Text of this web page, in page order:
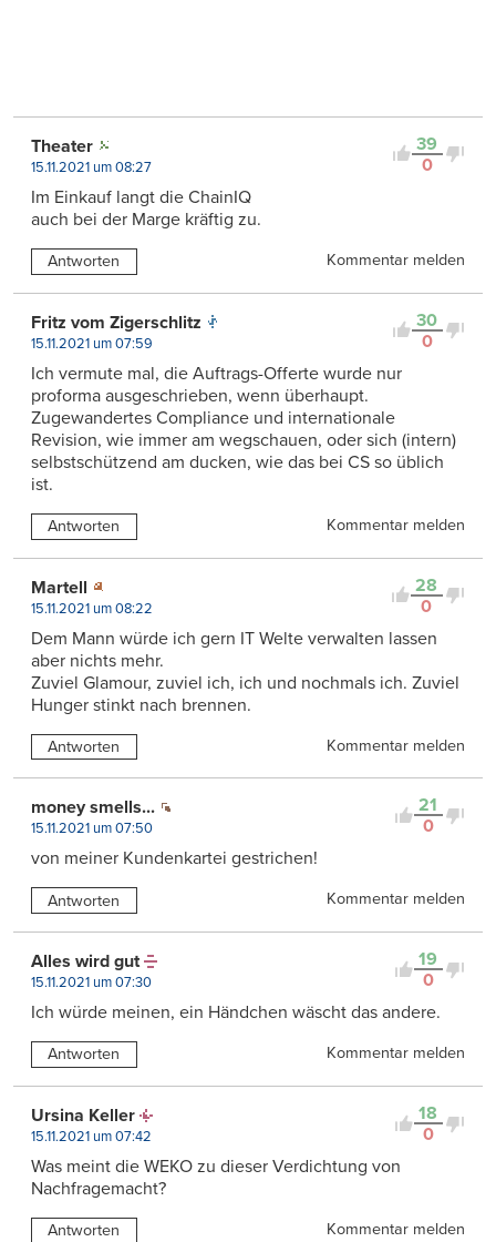
39
0
Theater
15.11.2021 um 08:27
Im Einkauf langt die ChainIQ
auch bei der Marge kräftig zu.
Antworten Kommentar melden
30
0
Fritz vom Zigerschlitz
15.11.2021 um 07:59
Ich vermute mal, die Auftrags-Offerte wurde nur
proforma ausgeschrieben, wenn überhaupt.
Zugewandertes Compliance und internationale
Revision, wie immer am wegschauen, oder sich (intern)
selbstschützend am ducken, wie das bei CS so üblich
ist.
Antworten Kommentar melden
28
0
Martell
15.11.2021 um 08:22
Dem Mann würde ich gern IT Welte verwalten lassen
aber nichts mehr.
Zuviel Glamour, zuviel ich, ich und nochmals ich. Zuviel
Hunger stinkt nach brennen.
Antworten Kommentar melden
21
0
money smells...
15.11.2021 um 07:50
von meiner Kundenkartei gestrichen!
Antworten Kommentar melden
19
0
Alles wird gut
15.11.2021 um 07:30
Ich würde meinen, ein Händchen wäscht das andere.
Antworten Kommentar melden
18
0
Ursina Keller
15.11.2021 um 07:42
Was meint die WEKO zu dieser Verdichtung von
Nachfragemacht?
Antworten
Kommentar melden